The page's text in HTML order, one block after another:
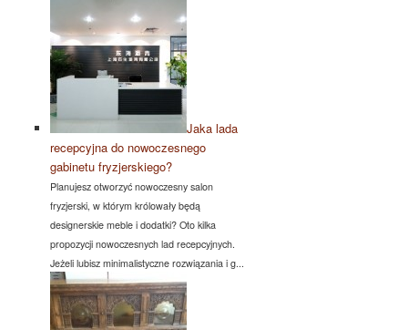
Jaka lada
recepcyjna do nowoczesnego
gabinetu fryzjerskiego?
Planujesz otworzyć nowoczesny salon
fryzjerski, w którym królowały będą
designerskie meble i dodatki? Oto kilka
propozycji nowoczesnych lad recepcyjnych.
Jeżeli lubisz minimalistyczne rozwiązania i g...